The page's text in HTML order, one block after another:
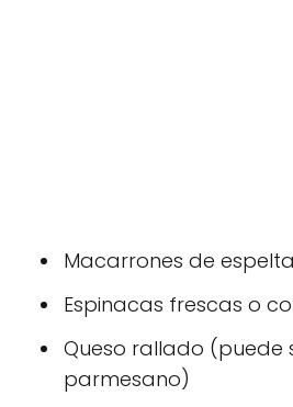
Macarrones de espelta
Espinacas frescas o
Queso rallado (puede
parmesano)